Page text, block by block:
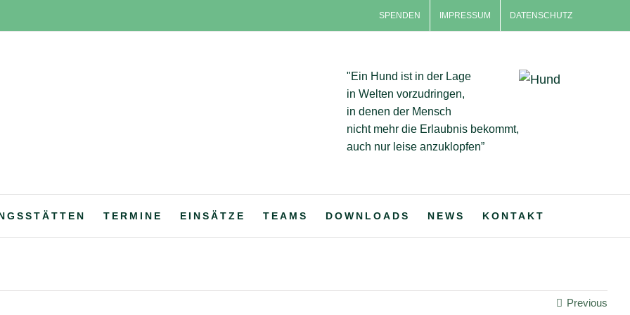
SPENDEN IMPRESSUM DATENSCHUTZ
"Ein Hund ist in der Lage
in Welten vorzudringen,
in denen der Mensch
nicht mehr die Erlaubnis bekommt,
auch nur leise anzuklopfen”
TERMINE EINSÄTZE TEAMS DOWNLOADS NEWS KONTAKT
Previous